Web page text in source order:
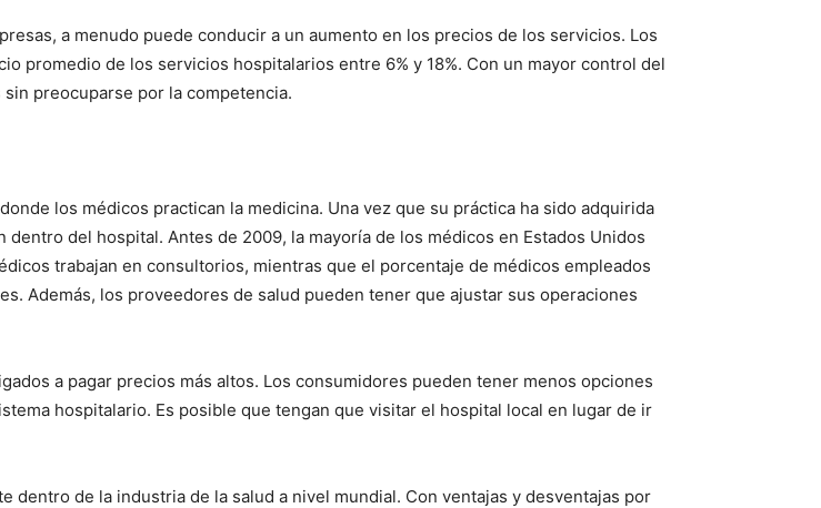
a menudo puede conducir a un aumento en los precios de los servicios. Los
promedio de los servicios hospitalarios entre 6% y 18%. Con un mayor control del
preocuparse por la competencia.
los médicos practican la medicina. Una vez que su práctica ha sido adquirida
del hospital. Antes de 2009, la mayoría de los médicos en Estados Unidos
trabajan en consultorios, mientras que el porcentaje de médicos empleados
Además, los proveedores de salud pueden tener que ajustar sus operaciones
a pagar precios más altos. Los consumidores pueden tener menos opciones
hospitalario. Es posible que tengan que visitar el hospital local en lugar de ir
dentro de la industria de la salud a nivel mundial. Con ventajas y desventajas por